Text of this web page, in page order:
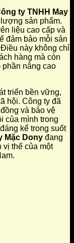
ty TNHH May
sản phẩm.
liệu cao cấp và
đảm bảo mỗi sản
này không chỉ
hàng mà còn
phần nâng cao
triển bền vững,
hội. Công ty đã
và bảo vệ
của mình trong
kể trong suốt
Mặc Dony đang
thế của một